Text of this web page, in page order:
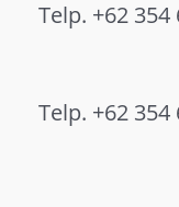
Telp. +62 354
Telp. +62 354